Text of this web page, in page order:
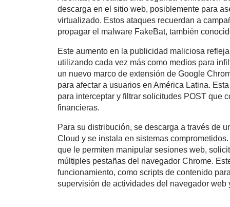
descarga en el sitio web, posiblemente para
virtualizado. Estos ataques recuerdan a
propagar el malware FakeBat, también
Este aumento en la publicidad maliciosa
utilizando cada vez más como medios para
un nuevo marco de extensión de Google
para afectar a usuarios en América Latina.
para interceptar y filtrar solicitudes POST que
financieras.
Para su distribución, se descarga a través de
Cloud y se instala en sistemas
que le permiten manipular sesiones web,
múltiples pestañas del navegador Chrome.
funcionamiento, como scripts de contenido
supervisión de actividades del navegador web